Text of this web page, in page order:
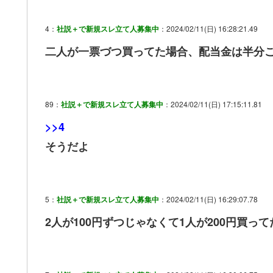
4： 社説＋で新規スレ立て人募集中 ：2024/02/11(日) 16:28:21.49
二人が一票づつ買ってた場合、配当金は半分
89： 社説＋で新規スレ立て人募集中 ：2024/02/11(日) 17:15:11.81
>>4
そうだよ
5： 社説＋で新規スレ立て人募集中 ：2024/02/11(日) 16:29:07.78
2人が100円ずつじゃなくて1人が200円買って